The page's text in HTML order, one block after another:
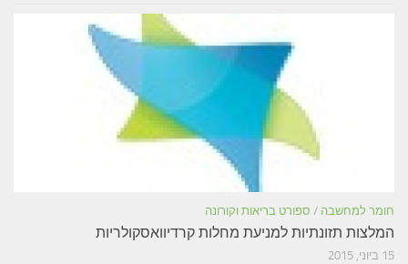
חומר למחשבה / ספורט בריאות וקורונה
המלצות תזונתיות למניעת מחלות קרדיוואסקולריות
15 ביוני, 2015